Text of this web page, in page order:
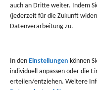
auch an Dritte weiter. Indem
(jederzeit für die Zukunft
Datenverarbeitung zu.
In den Einstellungen können
individuell anpassen oder die
erteilen/entziehen. Weitere
1/7